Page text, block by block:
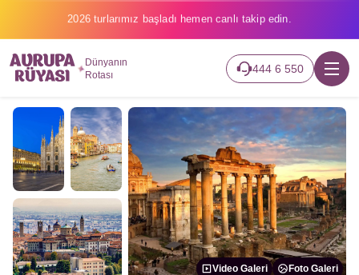
2026 turlarımız başladı hemen canlı takip edin.
Dünyanın
Rotası
444 6 550
Video Galeri Foto Galeri